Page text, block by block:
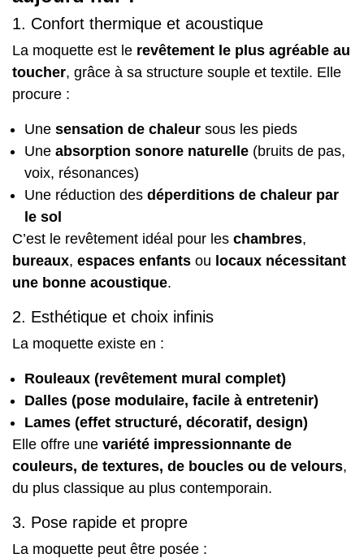
1. Confort thermique et acoustique
La moquette est le revêtement le plus agréable au
toucher, grâce à sa structure souple et textile. Elle
procure :
Une sensation de chaleur sous les pieds
Une absorption sonore naturelle (bruits de pas,
voix, résonances)
Une réduction des déperditions de chaleur par
le sol
C’est le revêtement idéal pour les chambres,
bureaux, espaces enfants ou locaux nécessitant
une bonne acoustique.
2. Esthétique et choix infinis
La moquette existe en :
Rouleaux (revêtement mural complet)
Dalles (pose modulaire, facile à entretenir)
Lames (effet structuré, décoratif, design)
Elle offre une variété impressionnante de
couleurs, de textures, de boucles ou de velours,
du plus classique au plus contemporain.
3. Pose rapide et propre
La moquette peut être posée :